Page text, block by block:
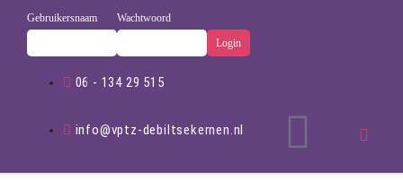
Gebruikersnaam Wachtwoord
06 - 134 29 515
info@vptz-debiltsekernen.nl